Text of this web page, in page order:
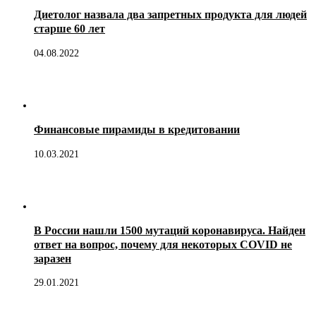
Диетолог назвала два запретных продукта для людей
старше 60 лет
04.08.2022
Финансовые пирамиды в кредитовании
10.03.2021
В России нашли 1500 мутаций коронавируса. Найден
ответ на вопрос, почему для некоторых COVID не
заразен
29.01.2021